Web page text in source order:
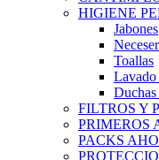
HIGIENE
Jabones
Toallas
Lavado
FILTROS Y
PRIMEROS
PACKS